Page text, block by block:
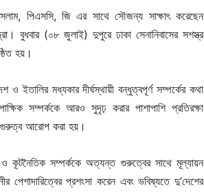
পিএসসি, জি এর সাথে সৌজন্য সাক্ষাৎ করেছেন
বুধবার (০৮ জুলাই) দুপুরে ঢাকা সেনানিবাসের সশস্ত্র
হয়।
ও ইতালির মধ্যকার দীর্ঘস্থায়ী বন্ধুত্বপূর্ণ সম্পর্কের কথা
সম্পর্ককে আরও সুদৃঢ় করার পাশাপাশি প্রতিরক্ষা
গুরুত্ব আরোপ করা হয়।
ও কূটনৈতিক সম্পর্ককে অত্যন্ত গুরুত্বের সাথে মূল্যায়ন
পেশাদারিত্বের প্রশংসা করেন এবং ভবিষ্যতে দু’দেশের